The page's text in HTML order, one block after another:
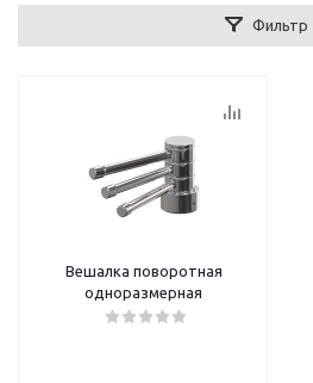
Фильтр
Вешалка поворотная
одноразмерная